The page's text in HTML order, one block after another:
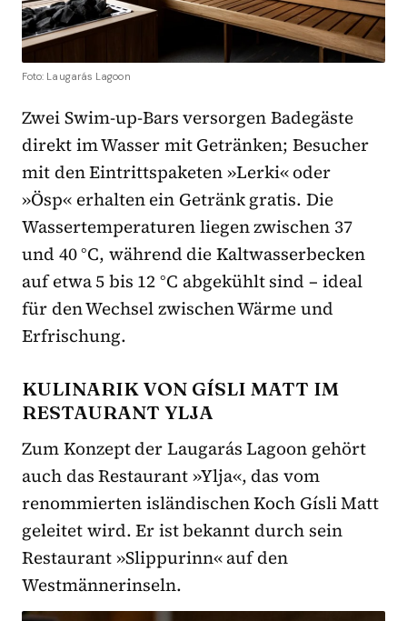
Foto: Laugarás Lagoon
Zwei Swim-up-Bars versorgen Badegäste
direkt im Wasser mit Getränken; Besucher
mit den Eintrittspaketen »Lerki« oder
»Ösp« erhalten ein Getränk gratis. Die
Wassertemperaturen liegen zwischen 37
und 40 °C, während die Kaltwasserbecken
auf etwa 5 bis 12 °C abgekühlt sind – ideal
für den Wechsel zwischen Wärme und
Erfrischung.
KULINARIK VON GÍSLI MATT IM
RESTAURANT YLJA
Zum Konzept der Laugarás Lagoon gehört
auch das Restaurant »Ylja«, das vom
renommierten isländischen Koch Gísli Matt
geleitet wird. Er ist bekannt durch sein
Restaurant »Slippurinn« auf den
Westmännerinseln.